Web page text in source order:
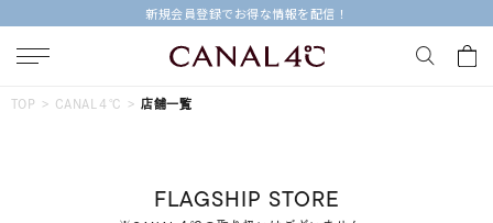
新規会員登録でお得な情報を配信！
TOP CANAL４℃ 店舗一覧
FLAGSHIP STORE